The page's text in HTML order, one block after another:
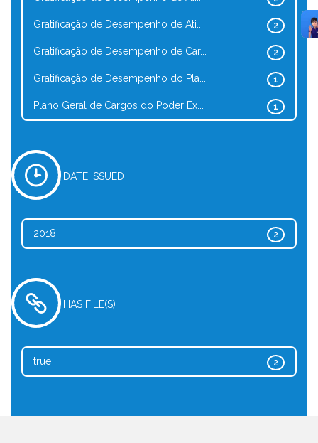
2
Gratificação de Desempenho de Ati...
2
Gratificação de Desempenho de Car...
1
Gratificação de Desempenho do Pla...
1
Plano Geral de Cargos do Poder Ex...
DATE ISSUED
2
2018
HAS FILE(S)
2
true